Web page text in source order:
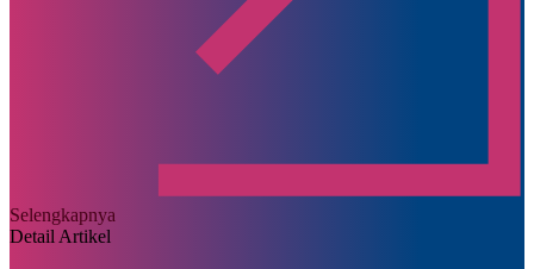
Selengkapnya
Detail Artikel